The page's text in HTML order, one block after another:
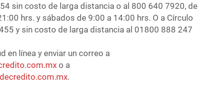
sin costo de larga distancia o al 800 640 7920, de
hrs. y sábados de 9:00 a 14:00 hrs. O a Círculo
y sin costo de larga distancia al 01800 888 247
en línea y enviar un correo a
o a
.